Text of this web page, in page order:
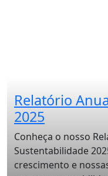
Relatório
2025
Conheça o nosso
Sustentabilidade
crescimento e